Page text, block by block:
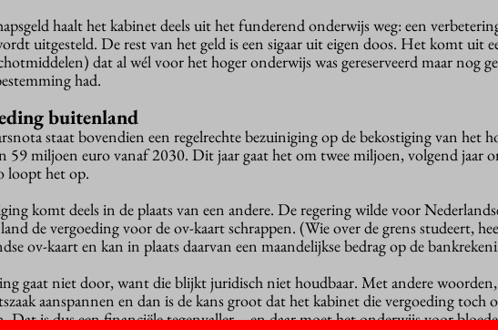
haalt het kabinet deels uit het funderend onderwijs weg: een
uitgesteld. De rest van het geld is een sigaar uit eigen doos. Het komt uit
dat al wél voor het hoger onderwijs was gereserveerd maar nog
had.
buitenland
staat bovendien een regelrechte bezuiniging op de bekostiging van het
59 miljoen euro vanaf 2030. Dit jaar gaat het om twee miljoen, volgend jaar
loopt het op.
komt deels in de plaats van een andere. De regering wilde voor
de vergoeding voor de ov-kaart schrappen. (Wie over de grens studeert,
ov-kaart en kan in plaats daarvan een maandelijkse bedrag op de
gaat niet door, want die blijkt juridisch niet houdbaar. Met andere
aanspannen en dan is de kans groot dat het kabinet die vergoeding toch
Dat is dus een financiële tegenvaller – en daar moet het onderwijs voor